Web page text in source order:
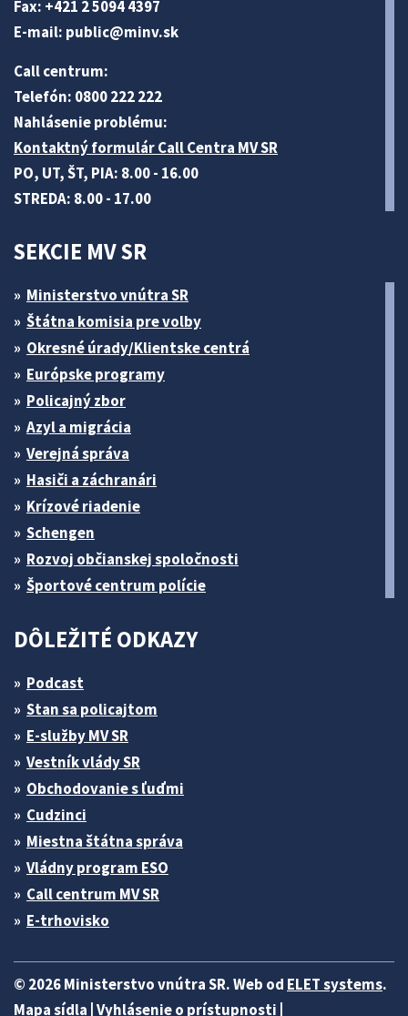
Fax: +421 2 5094 4397
E-mail: public@minv.sk
Call centrum:
Telefón: 0800 222 222
Nahlásenie problému:
Kontaktný formulár Call Centra MV SR
PO, UT, ŠT, PIA: 8.00 - 16.00
STREDA: 8.00 - 17.00
SEKCIE MV SR
Ministerstvo vnútra SR
Štátna komisia pre volby
Okresné úrady/Klientske centrá
Európske programy
Policajný zbor
Azyl a migrácia
Verejná správa
Hasiči a záchranári
Krízové riadenie
Schengen
Rozvoj občianskej spoločnosti
Športové centrum polície
DÔLEŽITÉ ODKAZY
Podcast
Stan sa policajtom
E-služby MV SR
Vestník vlády SR
Obchodovanie s ľuďmi
Cudzinci
Miestna štátna správa
Vládny program ESO
Call centrum MV SR
E-trhovisko
© 2026 Ministerstvo vnútra SR. Web od ELET systems.
Mapa sídla Vyhlásenie o prístupnosti